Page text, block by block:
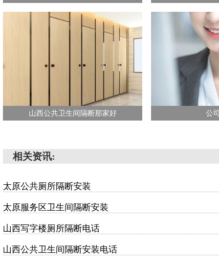
山西公共卫生间隔断那家好 公
相关资讯:
太原公共厕所隔断安装
太原服务区卫生间隔断安装
山西写字楼厕所隔断电话
山西公共卫生间隔断安装电话